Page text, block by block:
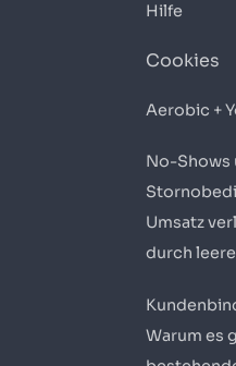
Hilfe
Cookies
Aerobic +
No-Shows
Umsatz
durch
Warum es